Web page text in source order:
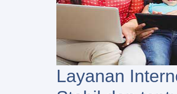
Layanan